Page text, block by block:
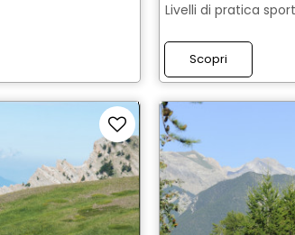
Livelli di pratica
Scopri